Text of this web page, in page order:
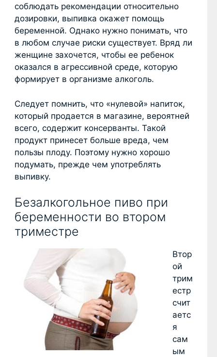
соблюдать рекомендации относительно
дозировки, выпивка окажет помощь
беременной. Однако нужно понимать, что
в любом случае риски существует. Вряд ли
женщине захочется, чтобы ее ребенок
оказался в агрессивной среде, которую
формирует в организме алкоголь.
Следует помнить, что «нулевой» напиток,
который продается в магазине, вероятней
всего, содержит консерванты. Такой
продукт принесет больше вреда, чем
пользы плоду. Поэтому нужно хорошо
подумать, прежде чем употреблять
выпивку.
Безалкогольное пиво при
беременности во втором
триместре
Втор
ой
трим
естр
счит
аетс
я
сам
ым